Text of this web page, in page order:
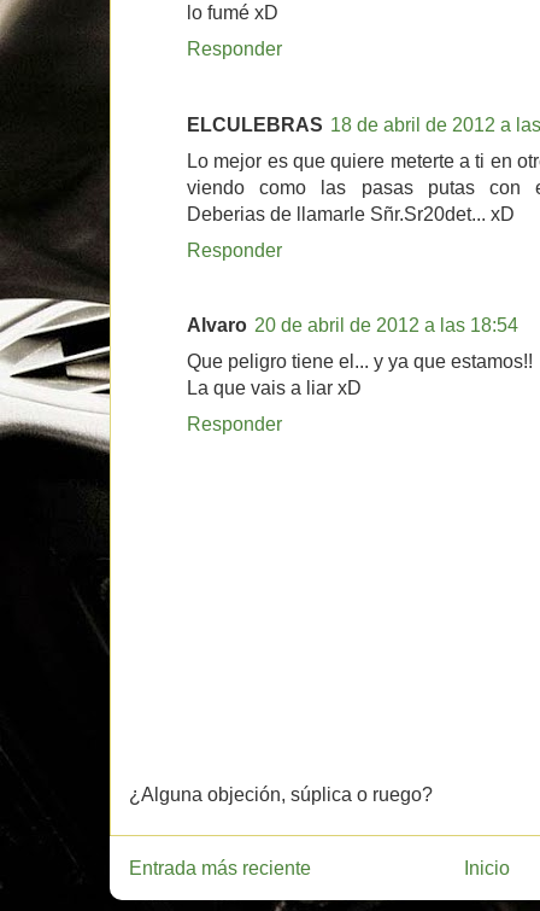
lo fumé xD
Responder
ELCULEBRAS 18 de abril de 2012 a
Lo mejor es que quiere meterte a ti en
viendo como las pasas putas con
Deberias de llamarle Sñr.Sr20det... xD
Responder
Alvaro 20 de abril de 2012 a las 18:54
Que peligro tiene el... y ya que estamos!!
La que vais a liar xD
Responder
¿Alguna objeción, súplica o ruego?
Entrada más reciente Inicio